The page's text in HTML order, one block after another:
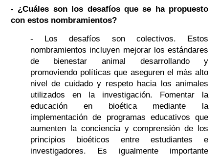
- ¿Cuáles son los desafíos que se ha propuesto
con estos nombramientos?
- Los desafíos son colectivos. Estos
nombramientos incluyen mejorar los estándares
de bienestar animal desarrollando y
promoviendo políticas que aseguren el más alto
nivel de cuidado y respeto hacia los animales
utilizados en la investigación. Fomentar la
educación en bioética mediante la
implementación de programas educativos que
aumenten la conciencia y comprensión de los
principios bioéticos entre estudiantes e
investigadores. Es igualmente importante